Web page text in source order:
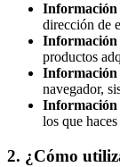
Información
dirección de
Información
productos
Información
navegador,
Información
los que
2. ¿Cómo